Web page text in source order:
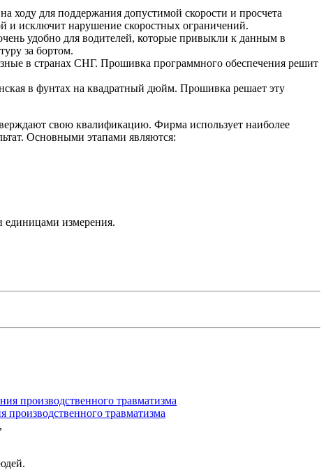
ходу для поддержания допустимой скорости и просчета
и исключит нарушение скоростных ограничений.
удобно для водителей, которые привыкли к данным в
за бортом.
в странах СНГ. Прошивка программного обеспечения решит
в фунтах на квадратный дюйм. Прошивка решает эту
свою квалификацию. Фирма использует наиболее
Основными этапами являются:
единицами измерения.
производственного травматизма